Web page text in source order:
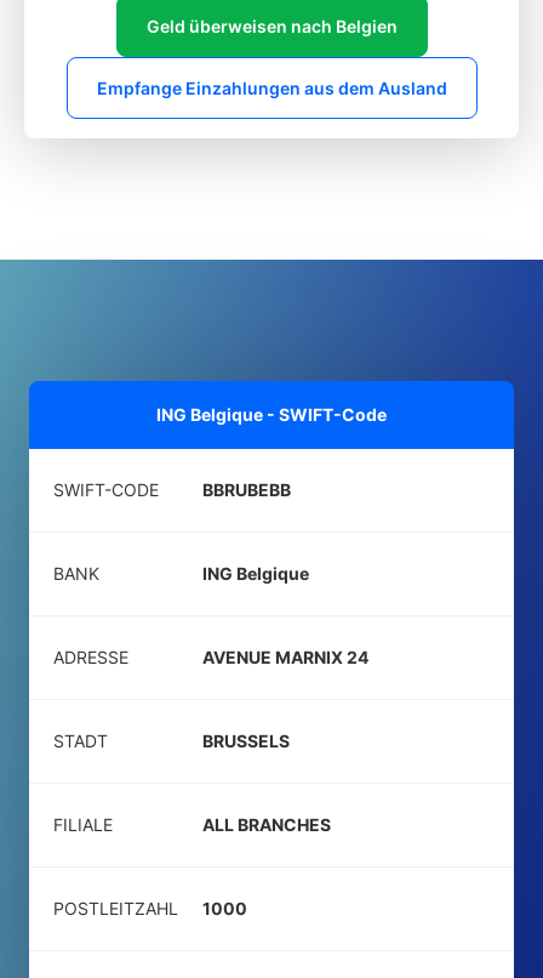
Geld überweisen nach Belgien
Empfange Einzahlungen aus dem Ausland
ING Belgique - SWIFT-Code
SWIFT-CODE BBRUBEBB
BANK ING Belgique
ADRESSE AVENUE MARNIX 24
STADT BRUSSELS
FILIALE ALL BRANCHES
POSTLEITZAHL 1000